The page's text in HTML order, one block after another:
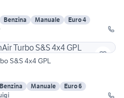
Benzina Manuale
Euro 4
S&S 4x4 GPL
Benzina Manuale
Euro 6